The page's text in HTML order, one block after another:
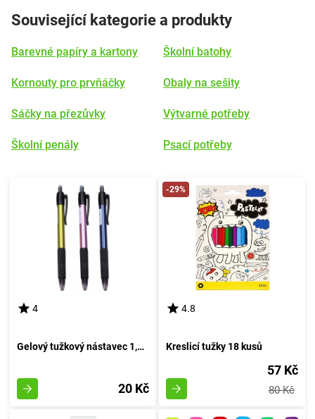
Související kategorie a produkty
Barevné papíry a kartony
Kornouty pro prvňáčky
Sáčky na přezůvky
Školní penály
Školní batohy
Obaly na sešity
Výtvarné potřeby
Psací potřeby
4
Gelový tužkový nástavec 1,0mm (modrá inkoustová náplň)
20 Kč
-29%
4.8
Kreslicí tužky 18 kusů
57 Kč
80 Kč